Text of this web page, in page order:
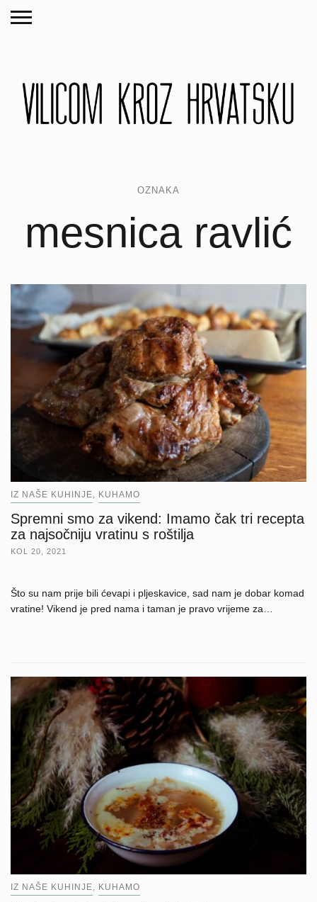
OZNAKA
mesnica ravlić
IZ NAŠE KUHINJE KUHAMO
Spremni smo za vikend: Imamo čak tri recepta
za najsočniju vratinu s roštilja
KOL 20, 2021
Što su nam prije bili ćevapi i pljeskavice, sad nam je dobar komad
vratine! Vikend je pred nama i taman je pravo vrijeme za…
IZ NAŠE KUHINJE KUHAMO